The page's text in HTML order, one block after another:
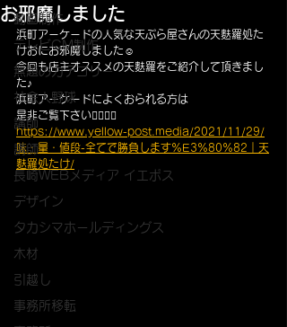
動画制作
テレビCM制作
無題のカテゴリー
社会人野球
講師
講師
長崎WEBメディア イエポス
デザイン
タカシマホールディングス
木材
引越し
事務所移転
お邪魔しました
浜町アーケードの人気な天ぷら屋さんの天麩羅処た
けおにお邪魔しました☺️
今回も店主オススメの天麩羅をご紹介して頂きまし
た♪
浜町アーケードによくおられる方は
是非ご覧下さい🙆‍♀️🙆‍♂️
https://www.yellow-post.media/2021/11/29/
味・量・値段-全てで勝負します%E3%80%82｜天
麩羅処たけ/